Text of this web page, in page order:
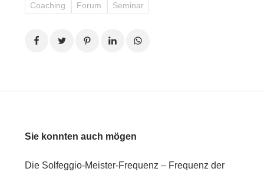
Coaching Forum Seminar
Sie konnten auch mögen
Die Solfeggio-Meister-Frequenz – Frequenz der